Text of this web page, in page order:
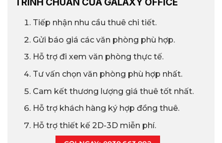
TRÌNH CHUẨN CỦA GALAXY OFFICE
Tiếp nhận nhu cầu thuê chi tiết.
Gửi báo giá các văn phòng phù hợp.
Hỗ trợ đi xem văn phòng thực tế.
Tư vấn chọn văn phòng phù hợp nhất.
Cam kết thương lượng giá thuê tốt nhất.
Hỗ trợ khách hàng ký hợp đồng thuê.
Hỗ trợ thiết kế 2D-3D miễn phí.